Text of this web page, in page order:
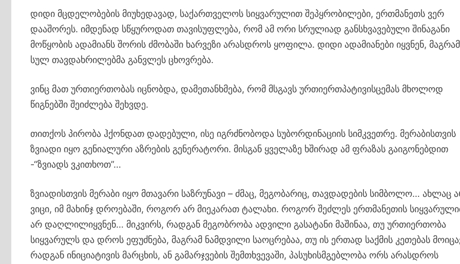
დიდი მცდელობების მიუხედავად, საქართველოს სიყვარულით შეპყრობილები, ერთმანეთს ვერ
დააშორეს. იმდენად სწყუროდათ თავისუფლება, რომ ამ ორი სრულიად განსხვავებული შინაგანი
მოწყობის ადამიანს შორის ძმობაში ხარვეზი არასდროს ყოფილა. დიდი ადამიანები იყვნენ, მაგრამ
სულ თავდახრილებმა განვლეს ცხოვრება.
ვინც მათ ურთიერთობას იცნობდა, დამეთანხმება, რომ მსგავს ურთიერთპატივისცემას მხოლოდ
წიგნებში შეიძლება შეხვდე.
თითქოს პირობა ჰქონდათ დადებული, ისე იგრძნობოდა სუბორდინაციის სიმკვეთრე. მერაბისთვის
ზვიადი იყო გენიალური აზრების გენერატორი. მისგან ყველაზე ხშირად ამ ფრაზას გაიგონებდით
-“ზვიადს ვკითხოთ”…
ზვიადისთვის მერაბი იყო მთავარი საზრუნავი – ძმაც, მეგობარიც, თავდადების სიმბოლო… ახლაც
ვიცი, იმ მახინჯ დროებაში, როგორ არ მიეკარათ ტალახი. როგორ შეძლეს ერთმანეთის
არ დაღლილიყვნენ… მიკვირს, რადგან მეგობრობა ადვილი გასატანი მაშინაა, თუ ურთიერთობა
სიყვარულს და დროს ეფუძნება, მაგრამ ნამდვილი საოცრებაა, თუ ის ერთად საქმის კეთებას
რადგან ინიციატივის მარცხის, ან გამარჯვების შემთხვევაში, პასუხისმგებლობა ორს არასდროს